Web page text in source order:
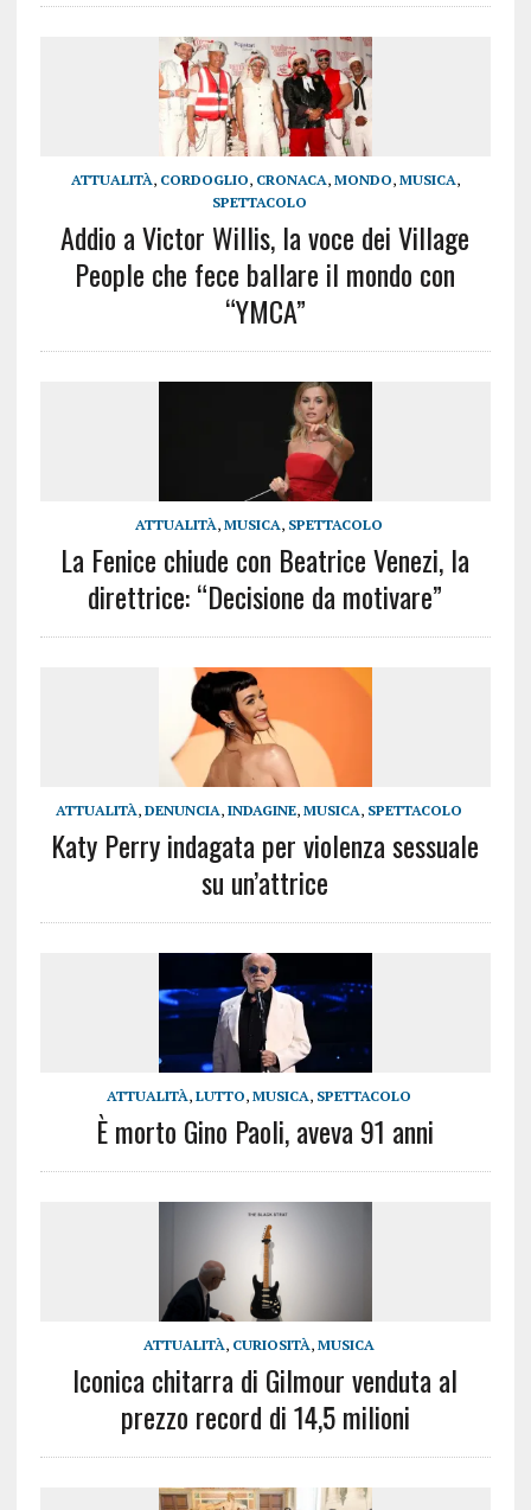
ATTUALITÀ, CORDOGLIO, CRONACA, MONDO, MUSICA,
SPETTACOLO
Addio a Victor Willis, la voce dei Village
People che fece ballare il mondo con
“YMCA”
ATTUALITÀ,MUSICA, SPETTACOLO
La Fenice chiude con Beatrice Venezi, la
direttrice: “Decisione da motivare”
ATTUALITÀ,DENUNCIA,INDAGINE,MUSICA, SPETTACOLO
Katy Perry indagata per violenza sessuale
su un’attrice
ATTUALITÀ,LUTTO,MUSICA, SPETTACOLO
È morto Gino Paoli, aveva 91 anni
ATTUALITÀ, CURIOSITÀ,MUSICA
Iconica chitarra di Gilmour venduta al
prezzo record di 14,5 milioni